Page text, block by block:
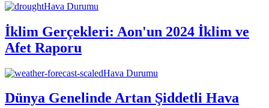
Hava Durumu
İklim Gerçekleri: Aon'un 2024 İklim ve
Afet Raporu
Hava Durumu
Dünya Genelinde Artan Şiddetli Hava